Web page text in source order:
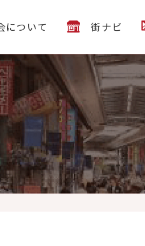
について 街ナビ
「フルーツサンド」です。